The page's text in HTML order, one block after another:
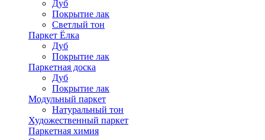
Дуб
Покрытие лак
Светлый тон
Паркет Ёлка
Дуб
Покрытие лак
Паркетная доска
Дуб
Покрытие лак
Модульный паркет
Натуральный тон
Художественный паркет
Паркетная химия